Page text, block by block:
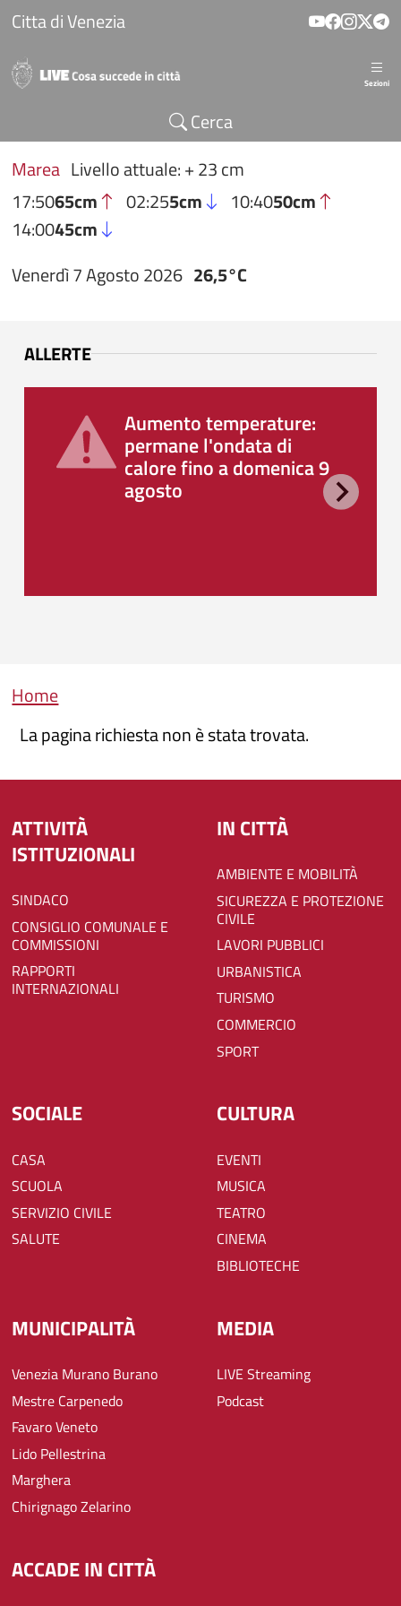
Salta al contenuto principale
Citta di Venezia
Sezioni
Cerca
Marea Livello attuale: + 23 cm
17:5065cm 02:255cm 10:4050cm
14:0045cm
Venerdì 7 Agosto 2026 26,5°C
ALLERTE
Aumento temperature:
permane l'ondata di
calore fino a domenica 9
agosto
Briciole di pane
Home
La pagina richiesta non è stata trovata.
ATTIVITÀ
ISTITUZIONALI
SINDACO
CONSIGLIO COMUNALE E
COMMISSIONI
RAPPORTI
INTERNAZIONALI
IN CITTÀ
AMBIENTE E MOBILITÀ
SICUREZZA E PROTEZIONE
CIVILE
LAVORI PUBBLICI
URBANISTICA
TURISMO
COMMERCIO
SPORT
SOCIALE
CASA
SCUOLA
SERVIZIO CIVILE
SALUTE
CULTURA
EVENTI
MUSICA
TEATRO
CINEMA
BIBLIOTECHE
MUNICIPALITÀ
Venezia Murano Burano
Mestre Carpenedo
Favaro Veneto
Lido Pellestrina
Marghera
Chirignago Zelarino
MEDIA
LIVE Streaming
Podcast
ACCADE IN CITTÀ